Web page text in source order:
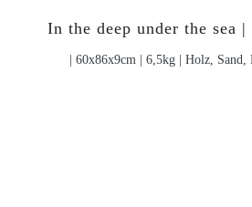
In the deep under the sea
| 60x86x9cm | 6,5kg | Holz, Sand,